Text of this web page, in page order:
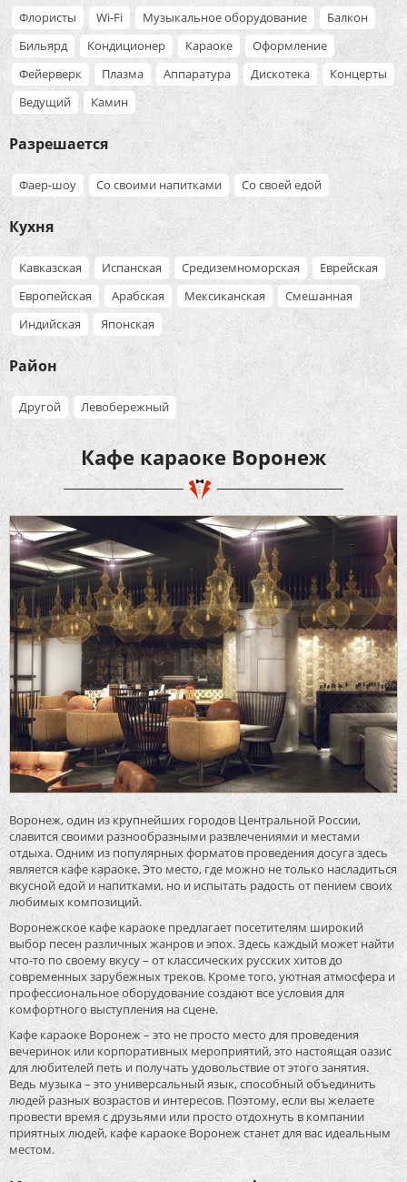
Флористы Wi-Fi Музыкальное оборудование
Балкон
Бильярд
Кондиционер Караоке
Оформление
Фейерверк
Плазма Аппаратура Дискотека
Концерты
Ведущий
Камин
Разрешается
Фаер-шоу Со своими напитками Со своей едой
Кухня
Кавказская Испанская Средиземноморская
Еврейская
Европейская
Арабская Мексиканская
Смешанная
Индийская
Японская
Район
Другой Левобережный
Кафе караоке Воронеж
Воронеж, один из крупнейших городов Центральной России,
славится своими разнообразными развлечениями и местами
отдыха. Одним из популярных форматов проведения досуга здесь
является кафе караоке. Это место, где можно не только насладиться
вкусной едой и напитками, но и испытать радость от пением своих
любимых композиций.
Воронежское кафе караоке предлагает посетителям широкий
выбор песен различных жанров и эпох. Здесь каждый может найти
что-то по своему вкусу – от классических русских хитов до
современных зарубежных треков. Кроме того, уютная атмосфера и
профессиональное оборудование создают все условия для
комфортного выступления на сцене.
Кафе караоке Воронеж – это не просто место для проведения
вечеринок или корпоративных мероприятий, это настоящая оазис
для любителей петь и получать удовольствие от этого занятия.
Ведь музыка – это универсальный язык, способный объединить
людей разных возрастов и интересов. Поэтому, если вы желаете
провести время с друзьями или просто отдохнуть в компании
приятных людей, кафе караоке Воронеж станет для вас идеальным
местом.